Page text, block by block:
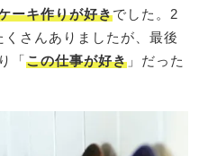
ーキ作りが好きでした。2
さんありましたが、最後
「この仕事が好き 」だった